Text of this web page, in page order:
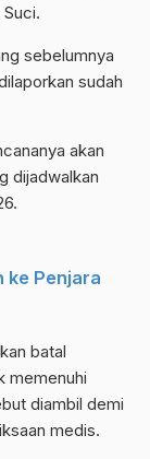
sebelumnya
sudah
akan
dijadwalkan
ke Penjara
batal
memenuhi
diambil demi
medis.